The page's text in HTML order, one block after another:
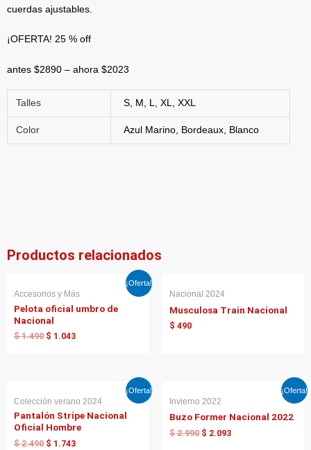
cuerdas ajustables.
¡OFERTA! 25 % off
antes $2890 – ahora $2023
Talles S, M, L, XL, XXL
Color Azul Marino, Bordeaux, Blanco
Productos relacionados
¡Oferta!
Accesorios y Más
Pelota oficial umbro de
Nacional
$1.490
precio
original
era:
$ 1.490.
$ 1.043
precio
es:
Nacional 2024
Musculosa Train Nacional
$ 490
¡Oferta!
Colección verano 2024
Pantalón Stripe Nacional
Oficial Hombre
$2.490
precio
era:
$ 2.490.
$ 1.743
precio
es:
$ 1.743.
¡Oferta!
Invierno 2022
Buzo Former Nacional 2022
$2.990
precio
era:
$ 2.990.
$ 2.093
es:
$ 2.093.